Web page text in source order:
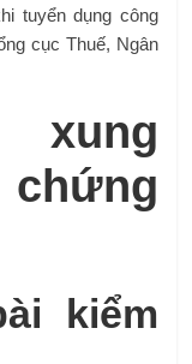
tuyển dụng công
cục Thuế, Ngân
kiểm